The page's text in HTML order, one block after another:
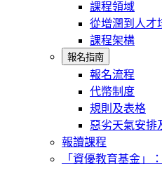
課程領域
從增潤到人才
課程架構
報名指南
報名流程
代幣制度
規則及表格
惡劣天氣安排
報讀課程
「資優教育基金」